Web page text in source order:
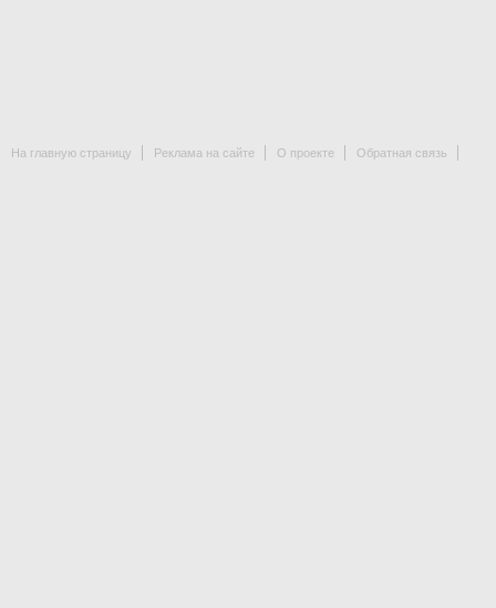
На главную страницу Реклама на сайте О проекте Обратная связь